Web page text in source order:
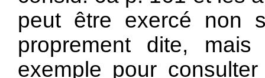
peut être exercé non
proprement dite, mais
exemple pour